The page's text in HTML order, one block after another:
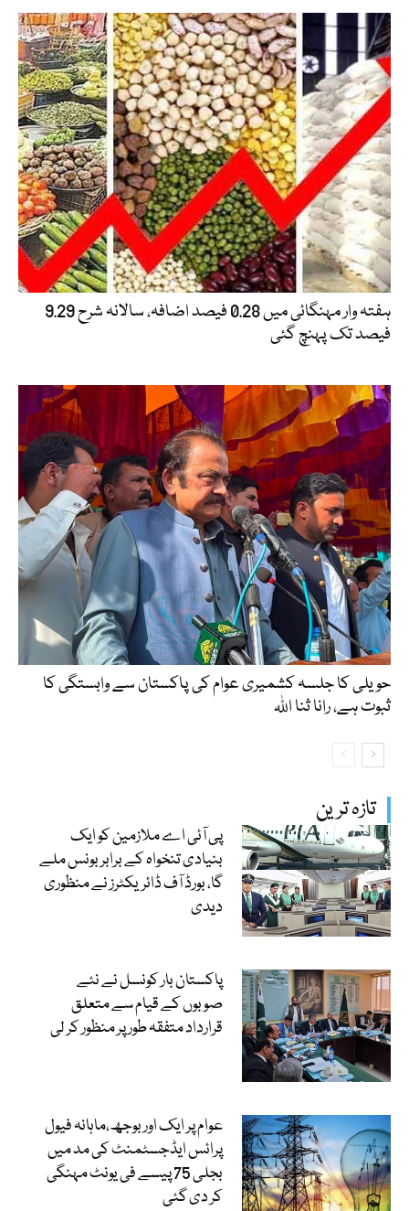
تازہ ترین
پی آئی اے ملازمین کو ایک
بنیادی تنخواہ کے برابر بونس ملے
گا، بورڈ آف ڈائریکٹرز نے منظوری
دیدی
پاکستان بار کونسل نے نئے
صوبوں کے قیام سے متعلق
قرارداد متفقہ طور پر منظور کر لی
عوام پر ایک اور بوجھ،ماہانہ فیول
پرائس ایڈجسٹمنٹ کی مد میں
بجلی 75 پیسے فی یونٹ مہنگی
کر دی گئی
ہفتہ وار مہنگائی میں 0.28 فیصد اضافہ، سالانہ شرح 9.29
فیصد تک پہنچ گئی
حویلی کا جلسہ کشمیری عوام کی پاکستان سے وابستگی کا
ثبوت ہے، رانا ثنا اللہ